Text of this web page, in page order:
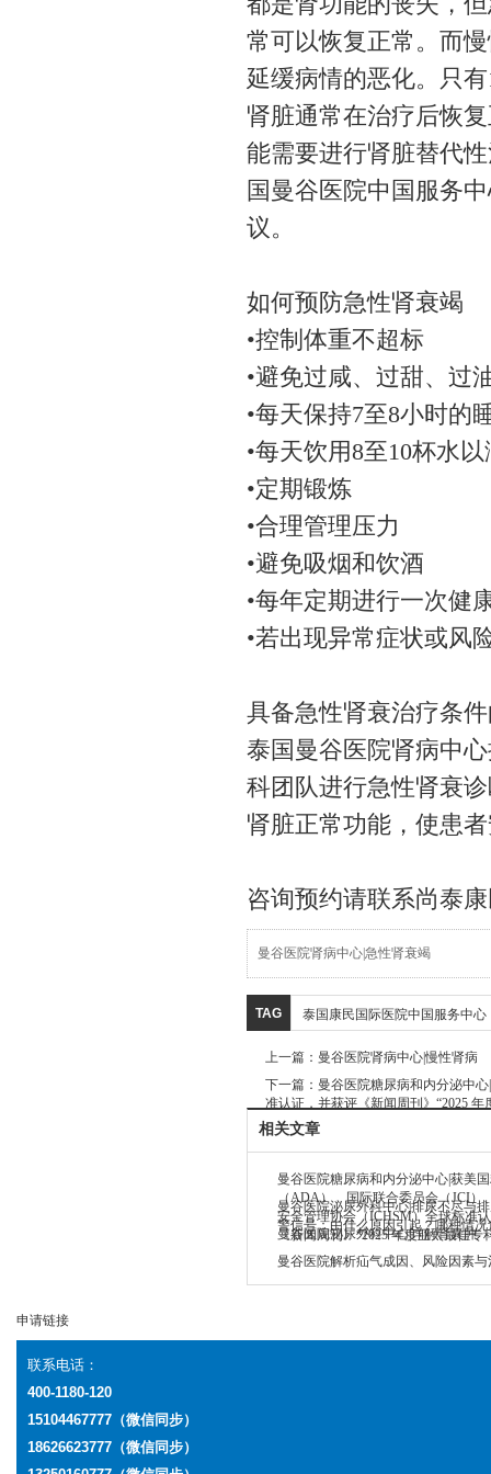
常可以恢复正常。而
延缓病情的恶化。只
肾脏通常在治疗后恢
能需要进行肾脏替代
国曼谷医院中国服务
议。
如何预防急性肾衰竭
•控制体重不超标
•避免过咸、过甜、过
•每天保持7至8小时的
•每天饮用8至10杯水
•定期锻炼
•合理管理压力
•避免吸烟和饮酒
•每年定期进行一次健
•若出现异常症状或风
具备急性肾衰治疗条
泰国曼谷医院肾病中
科团队进行急性肾衰
肾脏正常功能，使患
咨询预约请联系尚泰
曼谷医院肾病中心|急性肾衰竭
TAG 泰国康民国际医院中国服务中心
上一篇： 曼谷医院肾病中心|慢性肾病
下一篇： 曼谷医院糖尿病和内分泌中
准认证，并获评《新闻周刊》“2025 年
相关文章
曼谷医院糖尿病和内分泌中心|获美
（ADA）、国际联合委员会（JCI）
安全管理协会（ICHSM）全球标准
《新闻周刊》“2025 年度亚太最佳专
曼谷医院泌尿外科中心|排尿不尽与
警信号：由什么原因引起？哪种情况
曼谷医院泌尿外科中心|详解肾囊肿
曼谷医院解析疝气成因、风险因素
申请链接
联系电话：
400-1180-120
15104467777（微信同步）
18626623777 （微信同步）